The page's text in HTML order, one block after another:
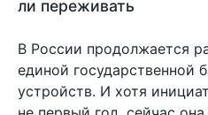
ли переживать
В России продолжается
единой государственной
устройств. И хотя